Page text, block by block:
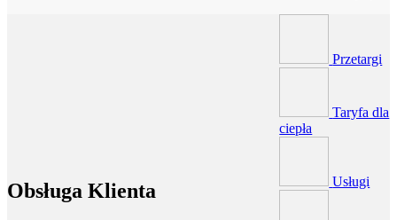
Obsługa Klienta
Przetargi
Taryfa dla
ciepła
Usługi